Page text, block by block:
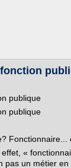
publique
publique
Fonctionnaire...
«
pas un métier en